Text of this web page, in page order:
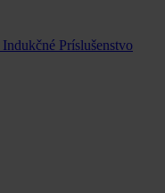
Indukčné Príslušenstvo